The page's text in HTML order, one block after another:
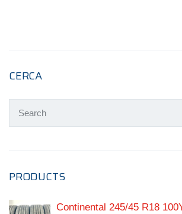
CERCA
PRODUCTS
Continental 245/45 R18